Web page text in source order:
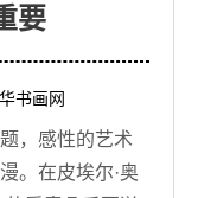
要
书画网
，感性的艺术
。在皮埃尔·奥